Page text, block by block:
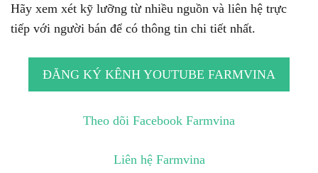
Hãy xem xét kỹ lưỡng từ nhiều nguồn và liên hệ trực
tiếp với người bán để có thông tin chi tiết nhất.
ĐĂNG KÝ KÊNH YOUTUBE FARMVINA
Theo dõi Facebook Farmvina
Liên hệ Farmvina